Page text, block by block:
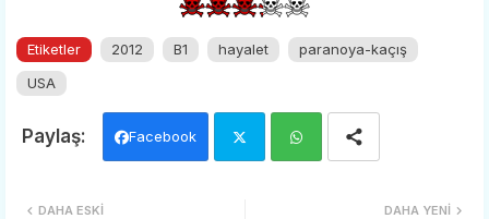
Etiketler 2012 B1 hayalet
paranoya-kaçış
USA
Facebook
DAHA YENI
DAHA ESKI